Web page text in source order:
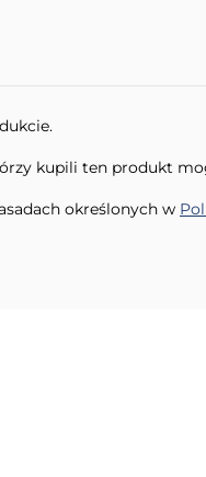
kupili ten produkt
określonych w